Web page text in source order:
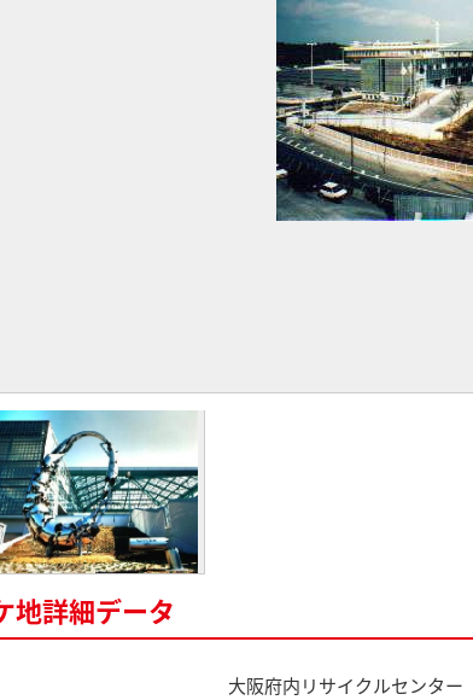
地詳細データ
大阪府内リサイクルセンター